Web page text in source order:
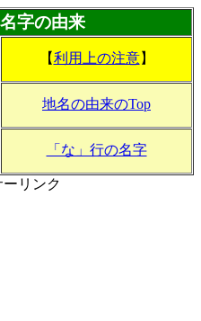
字の由来
【利用上の注意】
地名の由来のTop
「な」行の名字
ーリンク